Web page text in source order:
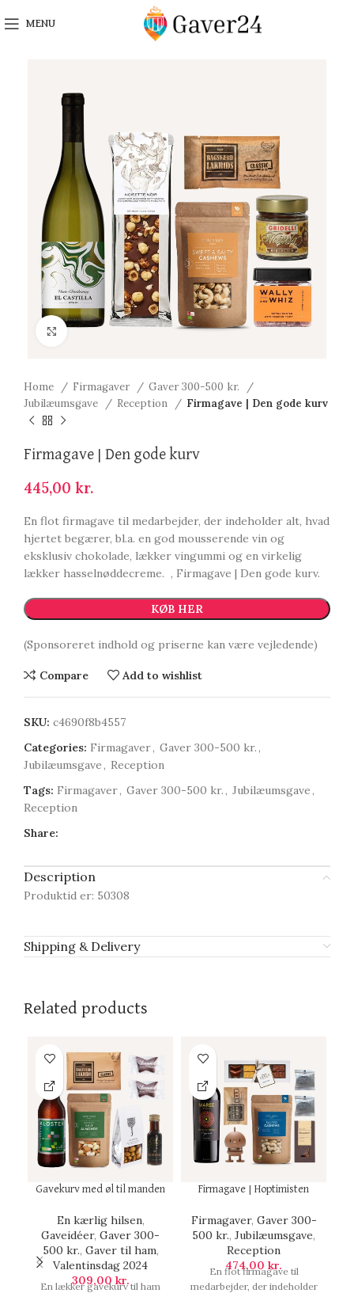
MENU
Click to enlarge
Home Firmagaver
Gaver 300-500 kr.
Jubilæumsgave
Reception Firmagave | Den gode kurv
Firmagave | Den gode kurv
445,00 kr.
En flot firmagave til medarbejder, der indeholder alt, hvad
hjertet begærer, bl.a. en god mousserende vin og
eksklusiv chokolade, lækker vingummi og en virkelig
lækker hasselnøddecreme. , Firmagave | Den gode kurv.
KØB HER
(Sponsoreret indhold og priserne kan være vejledende)
Compare Add to wishlist
SKU: c4690f8b4557
Categories: Firmagaver, Gaver 300-500 kr.,
Jubilæumsgave, Reception
Tags: Firmagaver, Gaver 300-500 kr., Jubilæumsgave,
Reception
Share:
Description
Produktid er: 50308
Shipping & Delivery
Related products
Gavekurv med øl til manden
En kærlig hilsen,
Gaveidéer, Gaver 300-
500 kr., Gaver til ham,
Valentinsdag 2024
309,00 kr.
En lækker gavekurv til ham
Firmagave | Hoptimisten
Firmagaver, Gaver 300-
500 kr., Jubilæumsgave,
Reception
474,00 kr.
En flot firmagave til
medarbejder, der indeholder